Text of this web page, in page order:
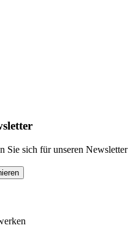
Sie sich für unseren Newsletter